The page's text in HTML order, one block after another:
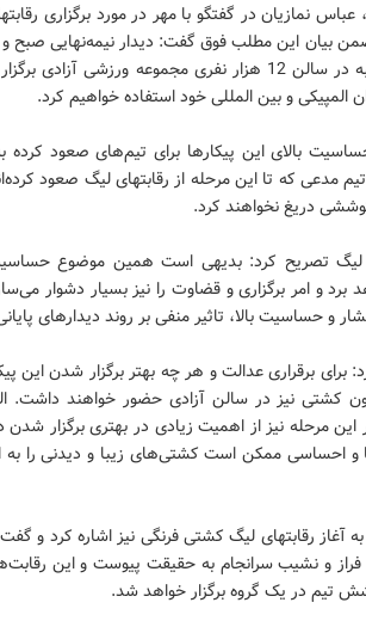
نمازیان در گفتگو با مهر در مورد برگزاری
بیان این مطلب فوق گفت: دیدار نیمه‌نهایی صبح و
عصر فردا سه‌شنبه در سالن 12 هزار نفری مجموعه ورزشی
المپیکی و بین المللی خود استفاده خواهیم کرد.
بالای این پیکارها برای تیم‌های صعود کرده
مدعی که تا این مرحله از رقابتهای لیگ صعود
دریغ نخواهند کرد.
تصریح کرد: بدیهی است همین موضوع
برد و امر برگزاری و قضاوت را نیز بسیار دشوار
و حساسیت بالا، تاثیر منفی بر روند دیدارهای
برای برقراری عدالت و هر چه بهتر برگزار شدن این
کشتی نیز در سالن آزادی حضور خواهند داشت.
مرحله نیز از اهمیت زیادی در بهتری برگزار شدن
و احساسی ممکن است کشتی‌های زیبا و دیدنی را به
به آغاز رقابتهای لیگ کشتی فرنگی نیز اشاره کرد و
تیم در یک گروه برگزار خواهد شد.